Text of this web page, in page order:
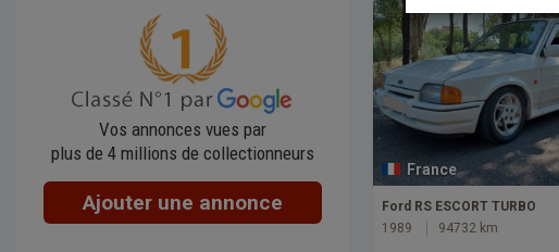
Vos annonces vues par
plus de 4 millions de collectionneurs
Ajouter une annonce
France
Ford RS ESCORT TURBO
1989
94732 km